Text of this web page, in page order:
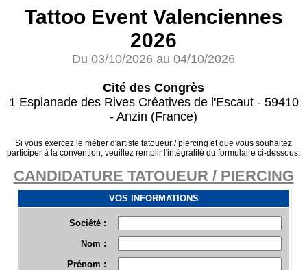
Tattoo Event Valenciennes
2026
Du 03/10/2026 au 04/10/2026
Cité des Congrès
1 Esplanade des Rives Créatives de l'Escaut - 59410
- Anzin (France)
Si vous exercez le métier d'artiste tatoueur / piercing et que vous souhaitez
participer à la convention, veuillez remplir l'intégralité du formulaire ci-dessous.
CANDIDATURE TATOUEUR / PIERCING
VOS INFORMATIONS
Société :
Nom :
Prénom :